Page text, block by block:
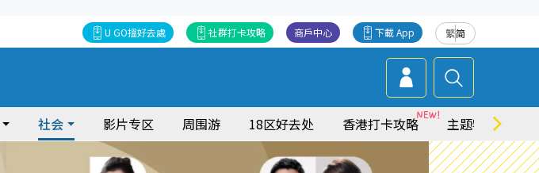
繁简
下載 App
商戶中心
社群打卡攻略
U GO搵好去處
社会 影片专区 周围游 18区好去处 香港打卡攻略 主题特集